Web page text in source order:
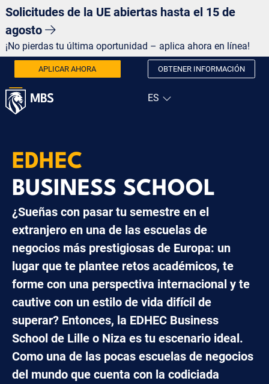
Solicitudes de la UE abiertas hasta el 15 de
agosto
¡No pierdas tu última oportunidad – aplica ahora en línea!
APLICAR AHORA OBTENER INFORMACIÓN
EDHEC
BUSINESS SCHOOL
¿Sueñas con pasar tu semestre en el
extranjero en una de las escuelas de
negocios más prestigiosas de Europa: un
lugar que te plantee retos académicos, te
forme con una perspectiva internacional y te
cautive con un estilo de vida difícil de
superar? Entonces, la EDHEC Business
School de Lille o Niza es tu escenario ideal.
Como una de las pocas escuelas de negocios
del mundo que cuenta con la codiciada